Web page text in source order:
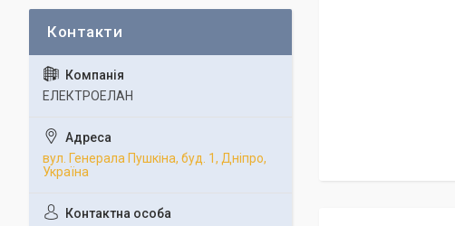
ЕЛЕКТРОЕЛАН
вул. Генерала Пушкіна, буд. 1, Дніпро,
Україна